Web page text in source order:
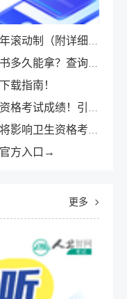
一文看懂！卫生资格考试成绩两年滚动制（附详细案例）
【证书领取】2026年卫生资格证书多久能拿？查询领取全攻略！
载指南！
通报：这些考生取消2026年卫生资格考试成绩！引以为戒！
成绩即将公布！这几个细节出错将影响卫生资格考试成绩！
方入口→
更多